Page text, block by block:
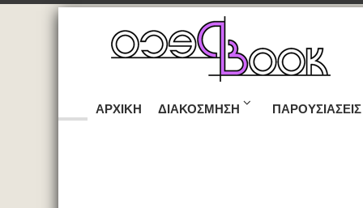
ΑΡΧΙΚΉ ΔΙΑΚΌΣΜΗΣΗ ΠΑΡΟΥΣΙΆΣΕΙΣ